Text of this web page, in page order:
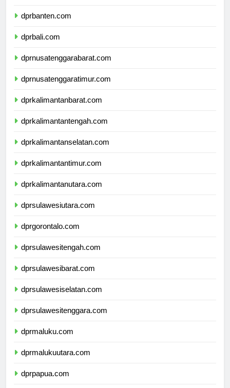
dprbanten.com
dprbali.com
dprnusatenggarabarat.com
dprnusatenggaratimur.com
dprkalimantanbarat.com
dprkalimantantengah.com
dprkalimantanselatan.com
dprkalimantantimur.com
dprkalimantanutara.com
dprsulawesiutara.com
dprgorontalo.com
dprsulawesitengah.com
dprsulawesibarat.com
dprsulawesiselatan.com
dprsulawesitenggara.com
dprmaluku.com
dprmalukuutara.com
dprpapua.com